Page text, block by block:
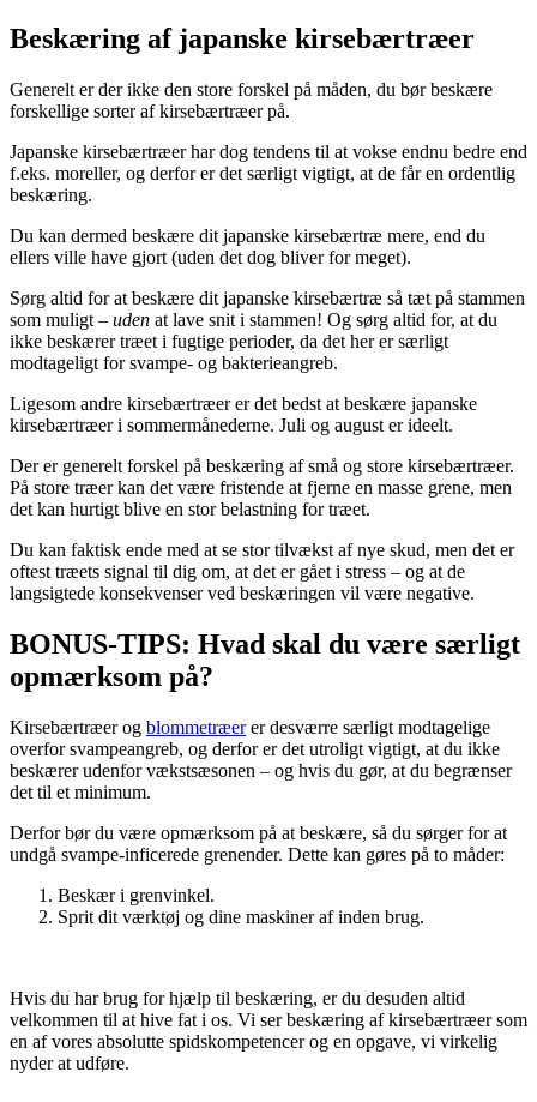
Beskæring af japanske kirsebærtræer
Generelt er der ikke den store forskel på måden, du bør beskære
forskellige sorter af kirsebærtræer på.
Japanske kirsebærtræer har dog tendens til at vokse endnu bedre end
f.eks. moreller, og derfor er det særligt vigtigt, at de får en ordentlig
beskæring.
Du kan dermed beskære dit japanske kirsebærtræ mere, end du
ellers ville have gjort (uden det dog bliver for meget).
Sørg altid for at beskære dit japanske kirsebærtræ så tæt på stammen
som muligt – uden at lave snit i stammen! Og sørg altid for, at du
ikke beskærer træet i fugtige perioder, da det her er særligt
modtageligt for svampe- og bakterieangreb.
Ligesom andre kirsebærtræer er det bedst at beskære japanske
kirsebærtræer i sommermånederne. Juli og august er ideelt.
Der er generelt forskel på beskæring af små og store kirsebærtræer.
På store træer kan det være fristende at fjerne en masse grene, men
det kan hurtigt blive en stor belastning for træet.
Du kan faktisk ende med at se stor tilvækst af nye skud, men det er
oftest træets signal til dig om, at det er gået i stress – og at de
langsigtede konsekvenser ved beskæringen vil være negative.
BONUS-TIPS: Hvad skal du være særligt
opmærksom på?
Kirsebærtræer og blommetræerer desværre særligt modtagelige
overfor svampeangreb, og derfor er det utroligt vigtigt, at du ikke
beskærer udenfor vækstsæsonen – og hvis du gør, at du begrænser
det til et minimum.
Derfor bør du være opmærksom på at beskære, så du sørger for at
undgå svampe-inficerede grenender. Dette kan gøres på to måder:
Beskær i grenvinkel.
Sprit dit værktøj og dine maskiner af inden brug.
Hvis du har brug for hjælp til beskæring, er du desuden altid
velkommen til at hive fat i os. Vi ser beskæring af kirsebærtræer som
en af vores absolutte spidskompetencer og en opgave, vi virkelig
nyder at udføre.